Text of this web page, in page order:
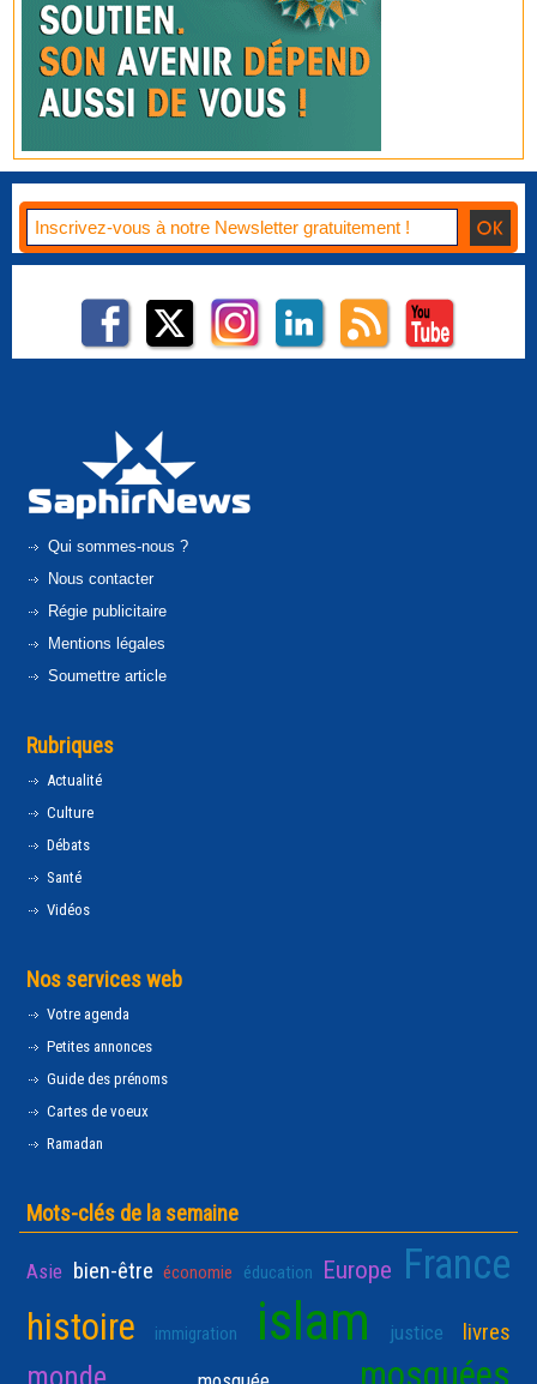
Qui sommes-nous ?
Nous contacter
Régie publicitaire
Mentions légales
Soumettre article
Rubriques
Actualité
Culture
Débats
Santé
Vidéos
Nos services web
Votre agenda
Petites annonces
Guide des prénoms
Cartes de voeux
Ramadan
Mots-clés de la semaine
Asie bien-être économie éducation Europe France
histoire immigration islam justice livres
mosquées